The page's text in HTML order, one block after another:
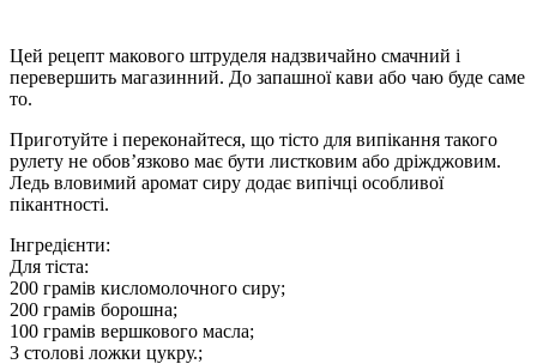
Цей рецепт макового штруделя надзвичайно смачний і
перевершить магазинний. До запашної кави або чаю буде саме
то.
Приготуйте і переконайтеся, що тісто для випікання такого
рулету не обов’язково має бути листковим або дріжджовим.
Ледь вловимий аромат сиру додає випічці особливої
пікантності.
Інгредієнти:
Для тіста:
200 грамів кисломолочного сиру;
200 грамів борошна;
100 грамів вершкового масла;
3 столові ложки цукру.;